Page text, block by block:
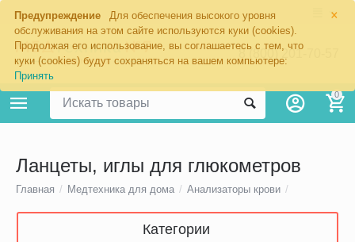
×
Предупреждение
Для обеспечения высокого уровня
обслуживания на этом сайте используются куки (cookies).
Продолжая его использование, вы соглашаетесь с тем, что
куки (cookies) будут сохраняться на вашем компьютере:
Принять
8 (800) 201-70-57
0
Ланцеты, иглы для глюкометров
Главная / Медтехника для дома / Анализаторы крови /
Категории